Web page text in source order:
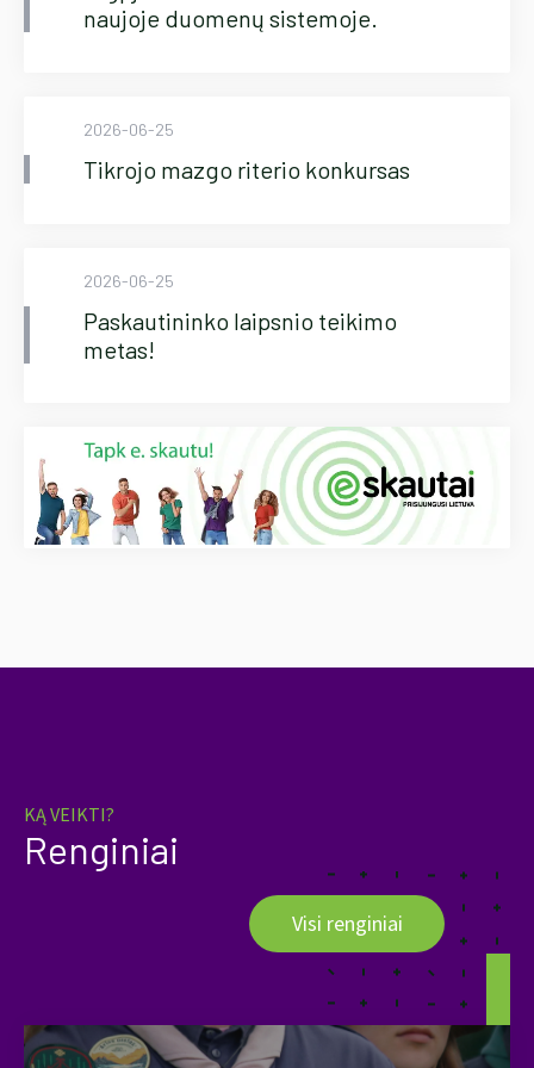
naujoje duomenų sistemoje.
2026-06-25
Tikrojo mazgo riterio konkursas
2026-06-25
Paskautininko laipsnio teikimo
metas!
KĄ VEIKTI?
Renginiai
Visi renginiai